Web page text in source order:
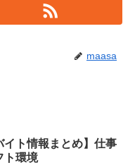
maasa
イト情報まとめ】仕事
ト環境